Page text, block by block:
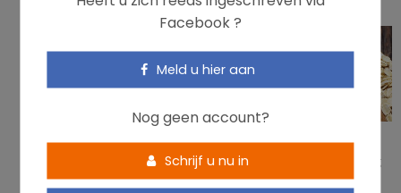
ARTIKELS
Havermout geeft meer verzadiging
dan cornflakes
Facebook ?
Meld u hier aan
Nog geen account?
Schrijf u nu in